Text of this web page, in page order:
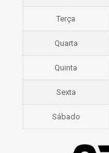
Terça
Quarta
Quinta
Sexta
Sábado